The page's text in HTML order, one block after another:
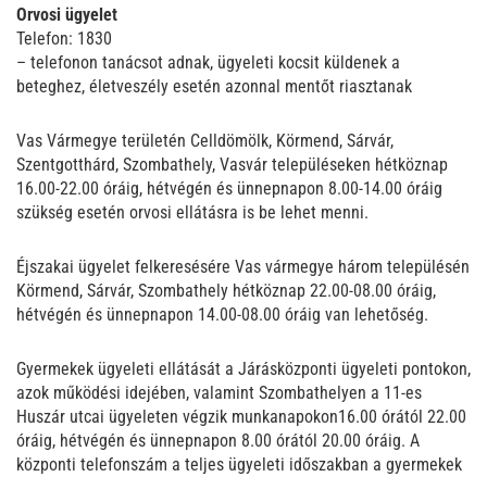
Orvosi ügyelet
Telefon: 1830
– telefonon tanácsot adnak, ügyeleti kocsit küldenek a
beteghez, életveszély esetén azonnal mentőt riasztanak
Vas Vármegye területén Celldömölk, Körmend, Sárvár,
Szentgotthárd, Szombathely, Vasvár településeken hétköznap
16.00-22.00 óráig, hétvégén és ünnepnapon 8.00-14.00 óráig
szükség esetén orvosi ellátásra is be lehet menni.
Éjszakai ügyelet felkeresésére Vas vármegye három településén
Körmend, Sárvár, Szombathely hétköznap 22.00-08.00 óráig,
hétvégén és ünnepnapon 14.00-08.00 óráig van lehetőség.
Gyermekek ügyeleti ellátását a Járásközponti ügyeleti pontokon,
azok működési idejében, valamint Szombathelyen a 11-es
Huszár utcai ügyeleten végzik munkanapokon16.00 órától 22.00
óráig, hétvégén és ünnepnapon 8.00 órától 20.00 óráig. A
központi telefonszám a teljes ügyeleti időszakban a gyermekek